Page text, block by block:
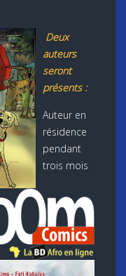
Deux
auteurs
seront
présents :
Auteur en
résidence
pendant
trois mois